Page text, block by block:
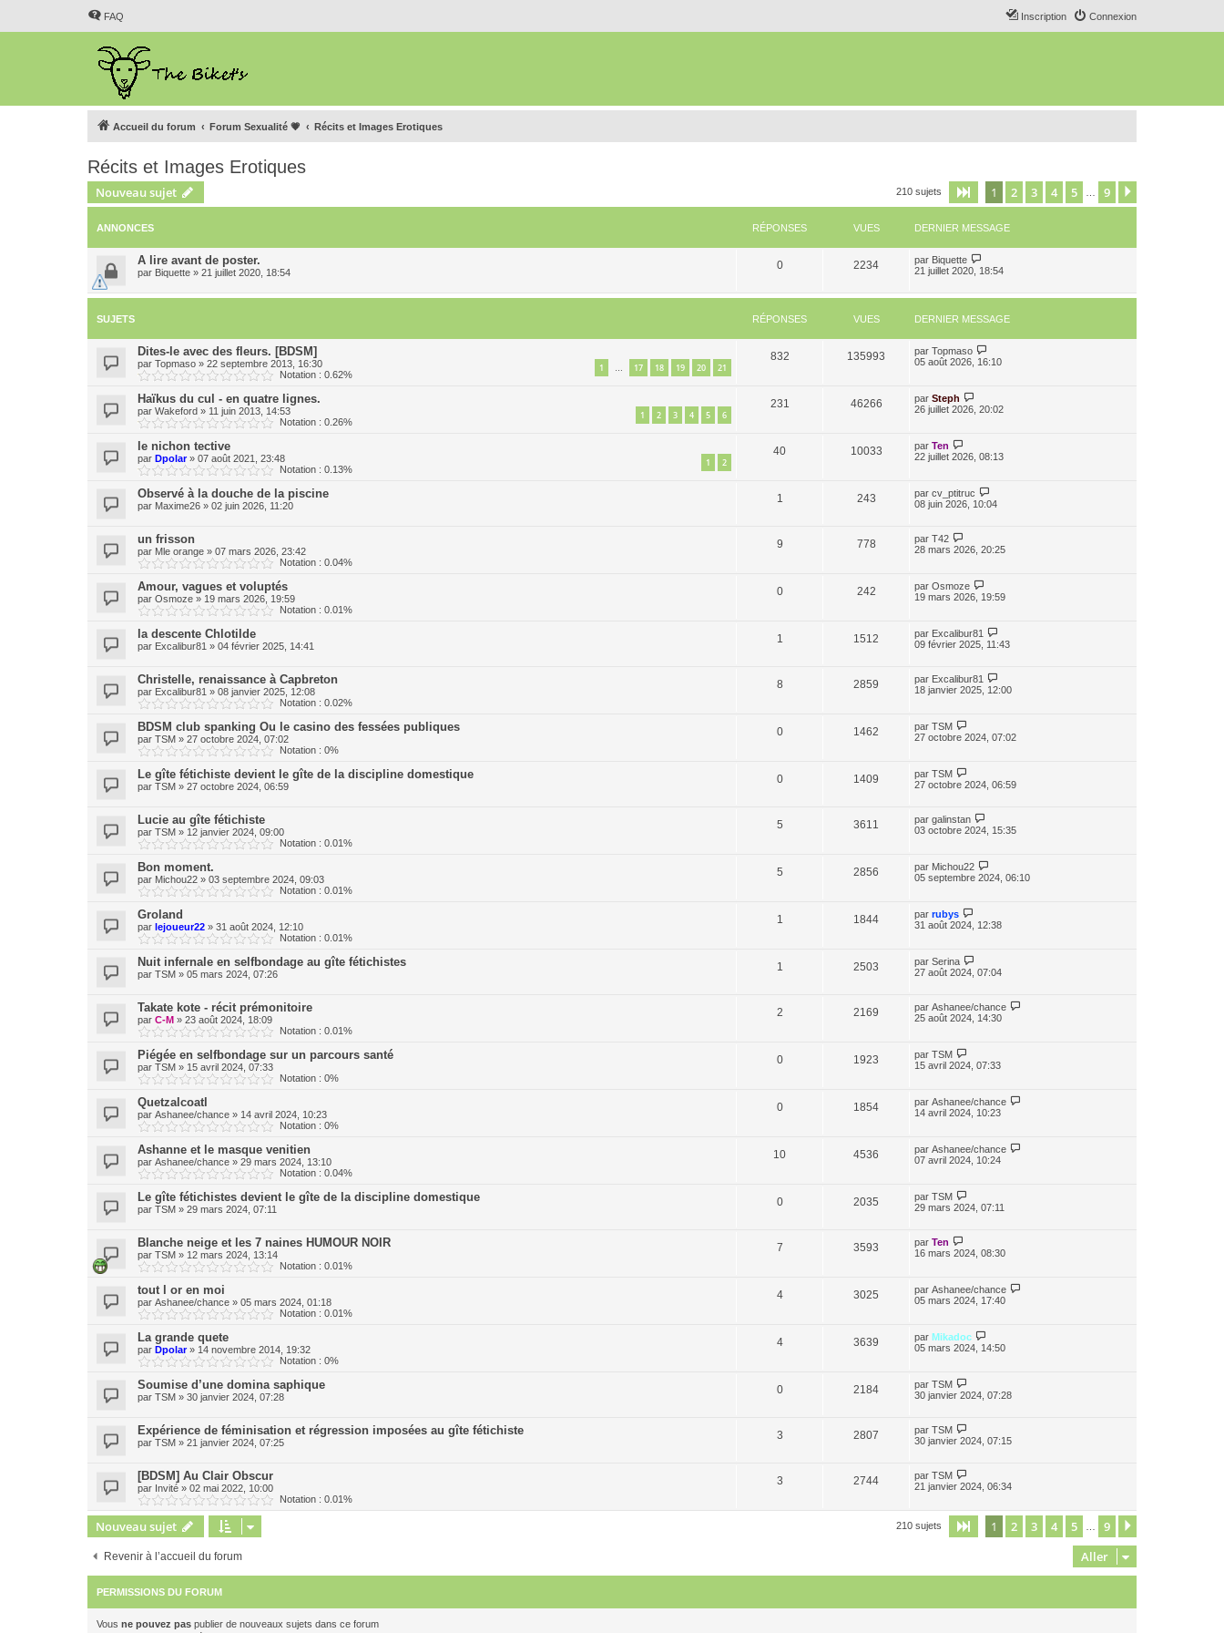
FAQ Connexion
Inscription
Accueil du forum Forum Sexualité 💗 Récits et Images Erotiques
Récits et Images Erotiques
Nouveau sujet 210 sujets Page sur9
1 2 3 4 5 9
ANNONCES RÉPONSES VUES DERNIER MESSAGE
A lire avant de poster.
par Biquette » 21 juillet 2020, 18:54
0 2234 par Biquette
21 juillet 2020, 18:54
SUJETS RÉPONSES VUES DERNIER MESSAGE
Dites-le avec des fleurs. [BDSM]
par Topmaso » 22 septembre 2013, 16:30 1 … 17 18 19 20 21
Notation : 0.62%
832 135993 par Topmaso
05 août 2026, 16:10
Haïkus du cul - en quatre lignes.
par Wakeford » 11 juin 2013, 14:53 1 2 3 4 5 6
Notation : 0.26%
231 46266 par Steph
26 juillet 2026, 20:02
le nichon tective
par Dpolar» 07 août 2021, 23:48 1 2
Notation : 0.13%
40 10033 par Ten
22 juillet 2026, 08:13
Observé à la douche de la piscine
par Maxime26 » 02 juin 2026, 11:20
1 243 par cv_ptitruc
08 juin 2026, 10:04
un frisson
par Mle orange » 07 mars 2026, 23:42
Notation : 0.04%
9 778 par T42
28 mars 2026, 20:25
Amour, vagues et voluptés
par Osmoze » 19 mars 2026, 19:59
Notation : 0.01%
0 242 par Osmoze
19 mars 2026, 19:59
la descente Chlotilde
par Excalibur81 » 04 février 2025, 14:41
1 1512 par Excalibur81
09 février 2025, 11:43
Christelle, renaissance à Capbreton
par Excalibur81 » 08 janvier 2025, 12:08
Notation : 0.02%
8 2859 par Excalibur81
18 janvier 2025, 12:00
BDSM club spanking Ou le casino des fessées publiques
par TSM » 27 octobre 2024, 07:02
Notation : 0%
0 1462 par TSM
27 octobre 2024, 07:02
Le gîte fétichiste devient le gîte de la discipline domestique
par TSM » 27 octobre 2024, 06:59
0 1409 par TSM
27 octobre 2024, 06:59
Lucie au gîte fétichiste
par TSM » 12 janvier 2024, 09:00
Notation : 0.01%
5 3611 par galinstan
03 octobre 2024, 15:35
Bon moment.
par Michou22 » 03 septembre 2024, 09:03
Notation : 0.01%
5 2856 par Michou22
05 septembre 2024, 06:10
Groland
par lejoueur22 » 31 août 2024, 12:10
Notation : 0.01%
1 1844 par rubys
31 août 2024, 12:38
Nuit infernale en selfbondage au gîte fétichistes
par TSM » 05 mars 2024, 07:26
1 2503 par Serina
27 août 2024, 07:04
Takate kote - récit prémonitoire
par C-M » 23 août 2024, 18:09
Notation : 0.01%
2 2169 par Ashanee/chance
25 août 2024, 14:30
Piégée en selfbondage sur un parcours santé
par TSM » 15 avril 2024, 07:33
Notation : 0%
0 1923 par TSM
15 avril 2024, 07:33
Quetzalcoatl
par Ashanee/chance » 14 avril 2024, 10:23
Notation : 0%
0 1854 par Ashanee/chance
14 avril 2024, 10:23
Ashanne et le masque venitien
par Ashanee/chance » 29 mars 2024, 13:10
Notation : 0.04%
10 4536 par Ashanee/chance
07 avril 2024, 10:24
Le gîte fétichistes devient le gîte de la discipline domestique
par TSM » 29 mars 2024, 07:11
0 2035 par TSM
29 mars 2024, 07:11
Blanche neige et les 7 naines HUMOUR NOIR
par TSM » 12 mars 2024, 13:14
Notation : 0.01%
7 3593 par Ten
16 mars 2024, 08:30
tout l or en moi
par Ashanee/chance » 05 mars 2024, 01:18
Notation : 0.01%
4 3025 par Ashanee/chance
05 mars 2024, 17:40
La grande quete
par Dpolar» 14 novembre 2014, 19:32
Notation : 0%
4 3639 par Mikadoc
05 mars 2024, 14:50
Soumise d’une domina saphique
par TSM » 30 janvier 2024, 07:28
0 2184 par TSM
30 janvier 2024, 07:28
Expérience de féminisation et régression imposées au gîte fétichiste
par TSM » 21 janvier 2024, 07:25
3 2807 par TSM
30 janvier 2024, 07:15
[BDSM] Au Clair Obscur
par Invité » 02 mai 2022, 10:00
Notation : 0.01%
3 2744 par TSM
21 janvier 2024, 06:34
Nouveau sujet 210 sujets Page sur9
1 2 3 4 5 9
Revenir à l’accueil du forum Aller
PERMISSIONS DU FORUM
Vous ne pouvez pas publier de nouveaux sujets dans ce forum